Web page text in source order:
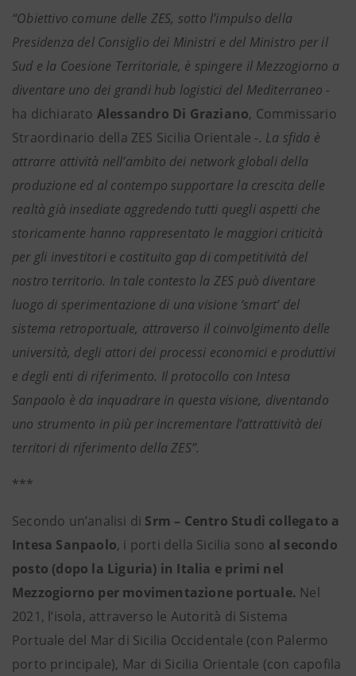
“Obiettivo comune delle ZES, sotto l’impulso della
Presidenza del Consiglio dei Ministri e del Ministro per il
Sud e la Coesione Territoriale, è spingere il Mezzogiorno a
diventare uno dei grandi hub logistici del Mediterraneo -
ha dichiarato Alessandro Di Graziano, Commissario
Straordinario della ZES Sicilia Orientale -. La sfida è
attrarre attività nell’ambito dei network globali della
produzione ed al contempo supportare la crescita delle
realtà già insediate aggredendo tutti quegli aspetti che
storicamente hanno rappresentato le maggiori criticità
per gli investitori e costituito gap di competitività del
nostro territorio. In tale contesto la ZES può diventare
luogo di sperimentazione di una visione ‘smart’ del
sistema retroportuale, attraverso il coinvolgimento delle
università, degli attori dei processi economici e produttivi
e degli enti di riferimento. Il protocollo con Intesa
Sanpaolo è da inquadrare in questa visione, diventando
uno strumento in più per incrementare l’attrattività dei
territori di riferimento della ZES”.
***
Secondo un’analisi di Srm – Centro Studi collegato a
Intesa Sanpaolo, i porti della Sicilia sono al secondo
posto (dopo la Liguria) in Italia e primi nel
Mezzogiorno per movimentazione portuale. Nel
2021, l’isola, attraverso le Autorità di Sistema
Portuale del Mar di Sicilia Occidentale (con Palermo
porto principale), Mar di Sicilia Orientale (con capofila